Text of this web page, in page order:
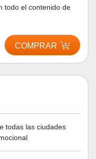
todo el contenido de
COMPRAR
todas las ciudades